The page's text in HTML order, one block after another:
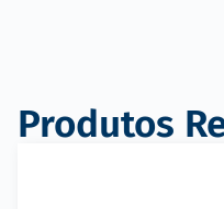
Produtos